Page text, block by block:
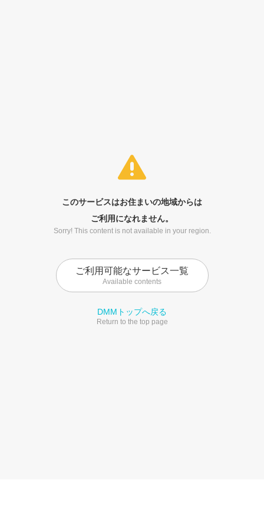
このサービスはお住まいの地域からは
ご利用になれません。
Sorry! This content is not available in your region.
ご利用可能なサービス一覧
Available contents
DMMトップへ戻る
Return to the top page